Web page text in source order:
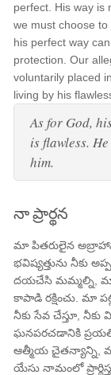
perfect. His way is
we must choose
his perfect way
protection. Our
voluntarily placed
living by his
As for God,
is flawless.
him.
నా ప్రార్థన
మా పితరులైన
భవిష్యత్తును నీకు
దయచేసి మమ్మల్ని, మా
కాపాడి రక్షించు. మా
నీకు సేవ చేస్తూ,
ఘనపరచడానికి
ఆత్మీయ చైతన్యాన్ని,
యేసు నామంలో